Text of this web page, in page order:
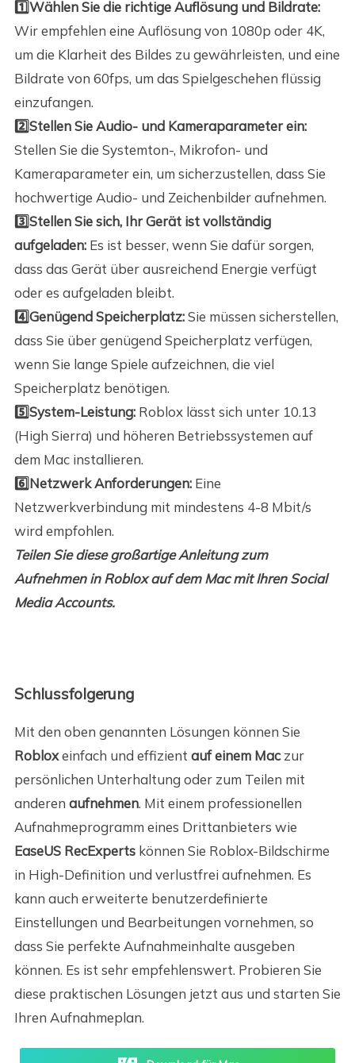
1️⃣Wählen Sie die richtige Auflösung und Bildrate:
Wir empfehlen eine Auflösung von 1080p oder 4K,
um die Klarheit des Bildes zu gewährleisten, und eine
Bildrate von 60fps, um das Spielgeschehen flüssig
einzufangen.
2️⃣Stellen Sie Audio- und Kameraparameter ein:
Stellen Sie die Systemton-, Mikrofon- und
Kameraparameter ein, um sicherzustellen, dass Sie
hochwertige Audio- und Zeichenbilder aufnehmen.
3️⃣Stellen Sie sich, Ihr Gerät ist vollständig
aufgeladen:Es ist besser, wenn Sie dafür sorgen,
dass das Gerät über ausreichend Energie verfügt
oder es aufgeladen bleibt.
4️⃣Genügend Speicherplatz:Sie müssen sicherstellen,
dass Sie über genügend Speicherplatz verfügen,
wenn Sie lange Spiele aufzeichnen, die viel
Speicherplatz benötigen.
5️⃣System-Leistung:Roblox lässt sich unter 10.13
(High Sierra) und höheren Betriebssystemen auf
dem Mac installieren.
6️⃣Netzwerk Anforderungen: Eine
Netzwerkverbindung mit mindestens 4-8 Mbit/s
wird empfohlen.
Teilen Sie diese großartige Anleitung zum
Aufnehmen in Roblox auf dem Mac mit Ihren Social
Media Accounts.
Schlussfolgerung
Mit den oben genannten Lösungen können Sie
Robloxeinfach und effizient auf einem Maczur
persönlichen Unterhaltung oder zum Teilen mit
anderen aufnehmen. Mit einem professionellen
Aufnahmeprogramm eines Drittanbieters wie
EaseUS RecExpertskönnen Sie Roblox-Bildschirme
in High-Definition und verlustfrei aufnehmen. Es
kann auch erweiterte benutzerdefinierte
Einstellungen und Bearbeitungen vornehmen, so
dass Sie perfekte Aufnahmeinhalte ausgeben
können. Es ist sehr empfehlenswert. Probieren Sie
diese praktischen Lösungen jetzt aus und starten Sie
Ihren Aufnahmeplan.